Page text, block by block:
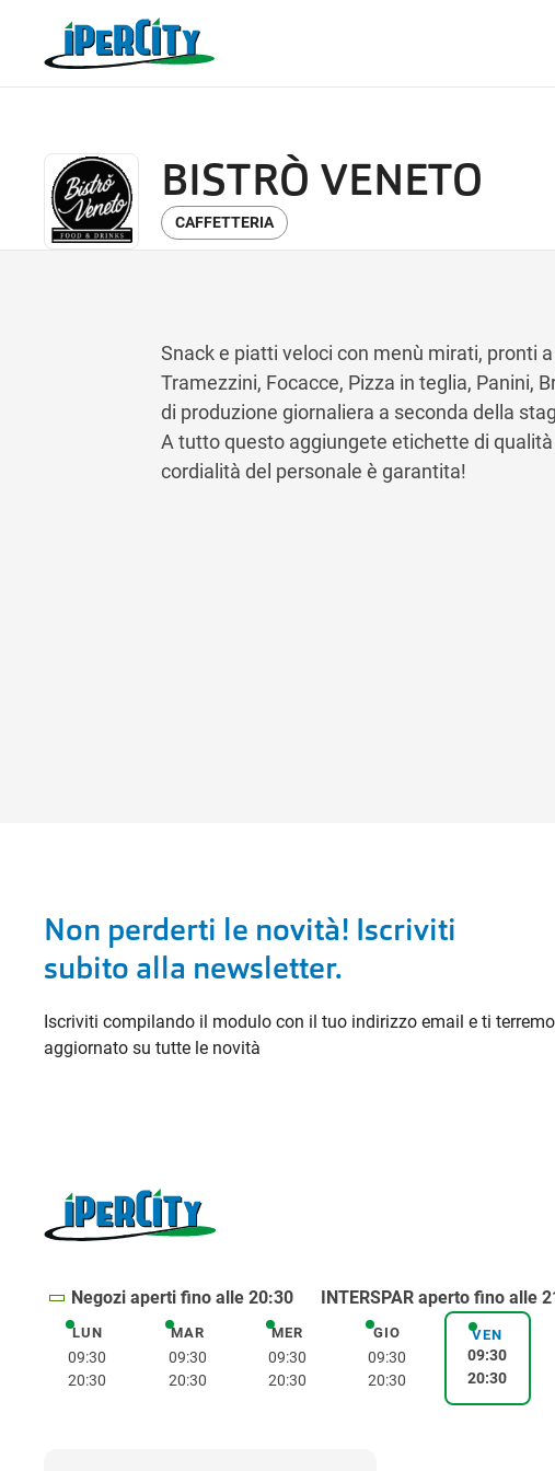
BISTRÒ VENETO
CAFFETTERIA
Snack e piatti veloci con menù mirati, pronti
Tramezzini, Focacce, Pizza in teglia, Panini,
di produzione giornaliera a seconda della
A tutto questo aggiungete etichette di
cordialità del personale è garantita!
Non perderti le novità! Iscriviti
subito alla newsletter.
Iscriviti compilando il modulo con il tuo indirizzo email e ti
aggiornato su tutte le novità
Negozi aperti fino alle 20:30 INTERSPAR aperto fino alle
LUNlunedì
09:30
20:30
MARmartedì
09:30
20:30
MERmercoledì
09:30
20:30
GIOgiovedì
09:30
20:30
VENvenerdì
09:30
20:30
Ottieni